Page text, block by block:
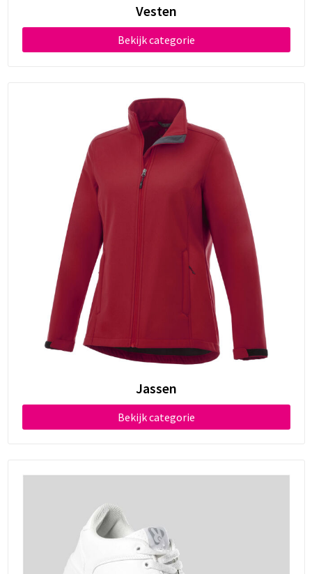
Vesten
Bekijk categorie
Jassen
Bekijk categorie